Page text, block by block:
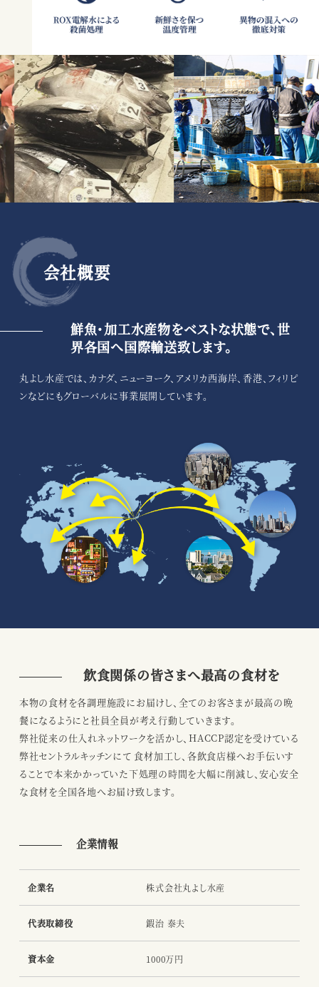
会社概要
鮮魚・加工水産物をベストな状態で、世
界各国へ国際輸送致します。
丸よし水産では、カナダ、ニューヨーク、アメリカ西海岸、香港、フィリピ
ンなどにもグローバルに事業展開しています。
飲食関係の皆さまへ最高の食材を
本物の食材を各調理施設にお届けし、全てのお客さまが最高の晩
餐になるようにと社員全員が考え行動していきます。
弊社従来の仕入れネットワークを活かし、HACCP認定を受けている
弊社セントラルキッチンにて 食材加工し、各飲食店様へお手伝いす
ることで本来かかっていた下処理の時間を大幅に削減し、安心安全
な食材を全国各地へお届け致します。
企業情報
企業名 株式会社丸よし水産
代表取締役 鍜治 泰夫
資本金 1000万円